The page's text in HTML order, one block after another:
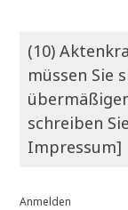
(10)
müssen Sie
schreiben
Impressum]
Anmelden